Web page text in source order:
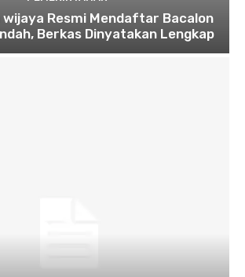
wijaya Resmi Mendaftar Bacalon
Berkas Dinyatakan Lengkap